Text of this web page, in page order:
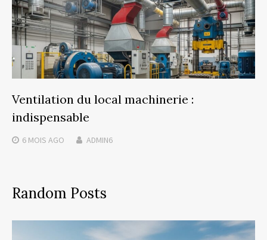
Ventilation du local machinerie :
indispensable
6 MOIS AGO ADMIN6
Random Posts